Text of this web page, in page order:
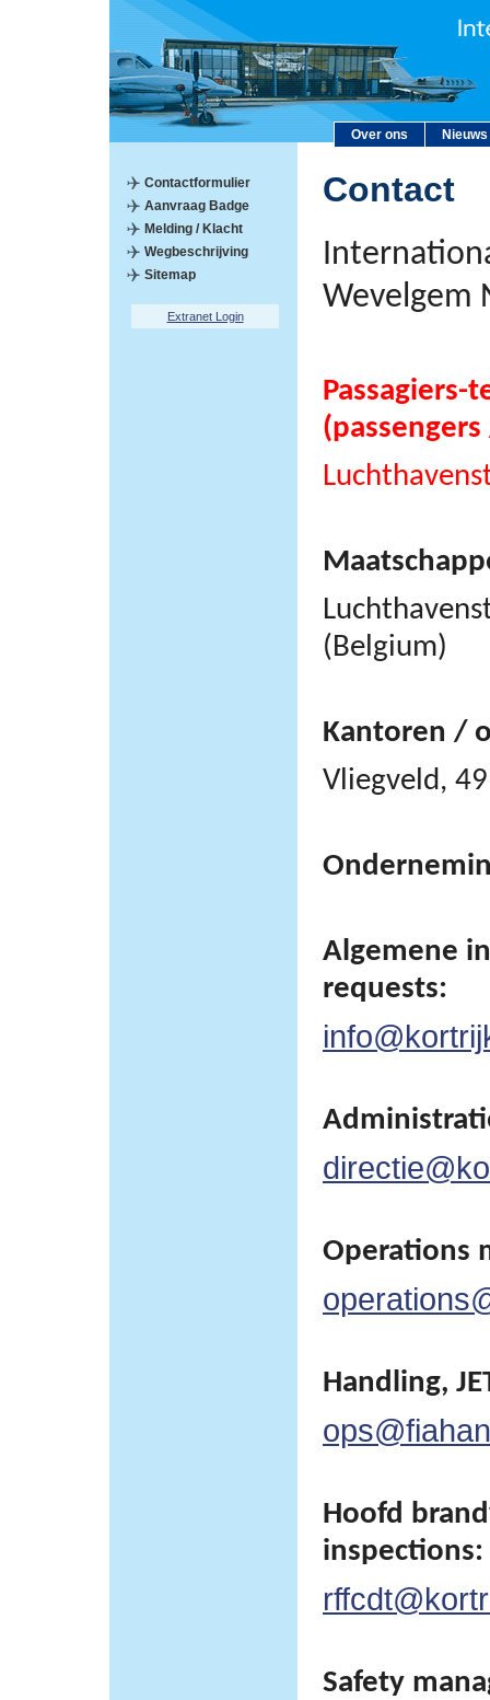
Over ons Nieuws
Contactformulier
Aanvraag Badge
Melding / Klacht
Wegbeschrijving
Sitemap
Extranet Login
Contact
Wevelgem
Passagiers-
(Belgium)
Kantoren /
Vliegveld,
Algemene
requests:
Operations
Handling,
Hoofd
inspections:
Safety